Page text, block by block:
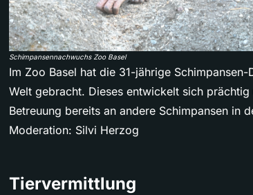
Schimpansennachwuchs Zoo Basel
Im Zoo Basel hat die 31-jährige
Welt gebracht. Dieses entwickelt sich
Betreuung bereits an andere Schimpansen in
Moderation: Silvi Herzog
Tiervermittlung